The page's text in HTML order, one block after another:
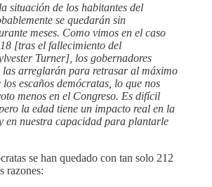
situación de los habitantes del
se quedarán sin
meses. Como vimos en el caso
[tras el fallecimiento del
Turner], los gobernadores
las arreglarán para retrasar al máximo
escaños demócratas, lo que nos
menos en el Congreso. Es difícil
la edad tiene un impacto real en la
en nuestra capacidad para plantarle
se han quedado con tan solo 212
razones: